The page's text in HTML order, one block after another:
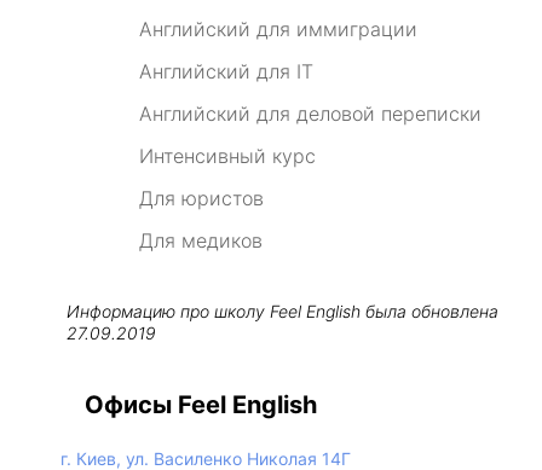
Английский для иммиграции
Английский для IT
Английский для деловой переписки
Интенсивный курс
Для юристов
Для медиков
Информацию про школу Feel English была обновлена
27.09.2019
Офисы Feel English
г. Киев, ул. Василенко Николая 14Г